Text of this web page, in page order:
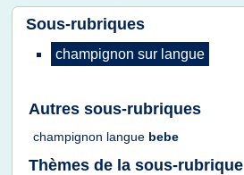
Sous-rubriques
champignon sur langue
Autres sous-rubriques
champignon langue bebe
Thèmes de la sous-rubrique